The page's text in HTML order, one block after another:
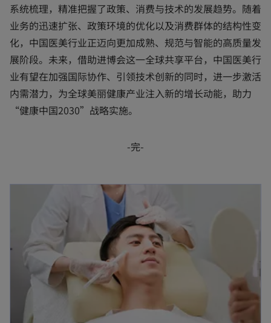
系统梳理，精准把握了政策、消费与技术的发展趋势。随着
业务的迅速扩张、政策环境的优化以及消费群体的结构性变
化，中国医美行业正迈向更加成熟、规范与智能的高质量发
展阶段。未来，借助进博会这一全球共享平台，中国医美行
业有望在加强国际协作、引领技术创新的同时，进一步激活
内需潜力，为全球美丽健康产业注入新的增长动能，助力
“健康中国2030”战略实施。
-完-
opens in a new tab